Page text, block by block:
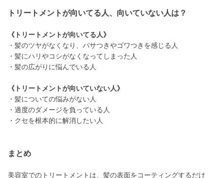
トリートメントが向いてる人、向いていない人は？
《トリートメントが向いてる人》
・髪のツヤがなくなり、パサつきやゴワつきを感じる人
・髪にハリやコシがなくなってしまった人
・髪の広がりに悩んでいる人
《トリートメントが向いていない人》
・髪についての悩みがない人
・過度のダメージを負っている人
・クセを根本的に解消したい人
まとめ
美容室でのトリートメントは、髪の表面をコーティングするだけ